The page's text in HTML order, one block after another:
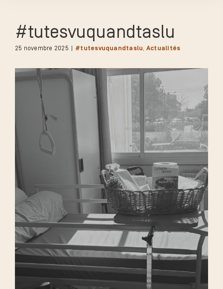
#tutesvuquandtaslu
25 novembre 2025 #tutesvuquandtaslu, Actualités